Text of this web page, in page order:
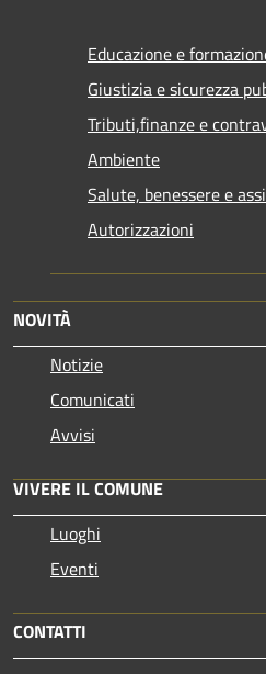
Educazione e
Giustizia e sicurezza
Tributi,finanze e
Ambiente
Salute, benessere e
Autorizzazioni
NOVITÀ
Notizie
Comunicati
Avvisi
VIVERE IL COMUNE
Luoghi
Eventi
CONTATTI